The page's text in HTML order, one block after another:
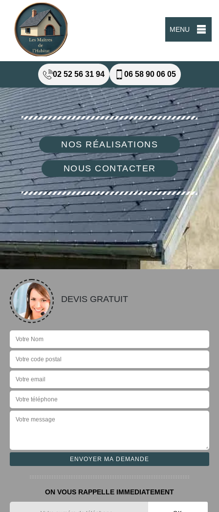
MENU
02 52 56 31 94 06 58 90 06 05
NOS RÉALISATIONS
NOUS CONTACTER
DEVIS GRATUIT
ON VOUS RAPPELLE IMMEDIATEMENT